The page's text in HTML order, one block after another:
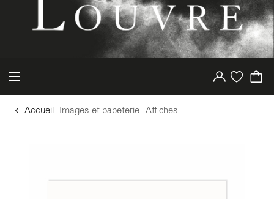
Votre compte
Liste d'achat
Accueil Images et papeterie Affiches